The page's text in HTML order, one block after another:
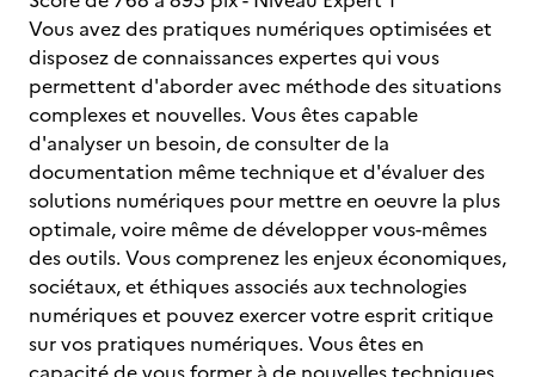
Vous avez des pratiques numériques optimisées et
disposez de connaissances expertes qui vous
permettent d'aborder avec méthode des situations
complexes et nouvelles. Vous êtes capable
d'analyser un besoin, de consulter de la
documentation même technique et d'évaluer des
solutions numériques pour mettre en oeuvre la plus
optimale, voire même de développer vous-mêmes
des outils. Vous comprenez les enjeux économiques,
sociétaux, et éthiques associés aux technologies
numériques et pouvez exercer votre esprit critique
sur vos pratiques numériques. Vous êtes en